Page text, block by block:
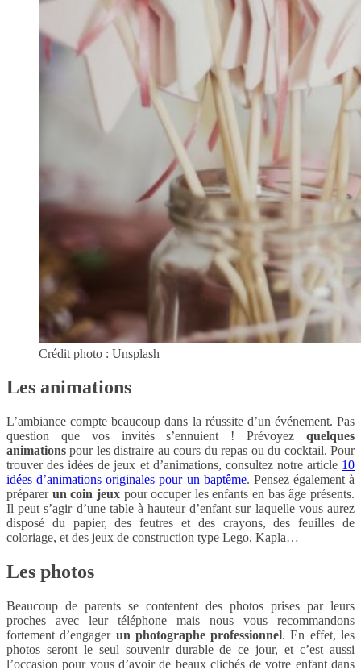
Crédit photo : Unsplash
Les animations
L’ambiance compte beaucoup dans la réussite d’un événement. Pas
question que vos invités s’ennuient ! Prévoyez quelques
animations pour les distraire au cours du repas ou du cocktail. Pour
trouver des idées de jeux et d’animations, consultez notre article 10
idées d’animations originales pour un baptême. Pensez également à
préparer un coin jeuxpour occuper les enfants en bas âge présents.
Il peut s’agir d’une table à hauteur d’enfant sur laquelle vous aurez
disposé du papier, des feutres et des crayons, des feuilles de
coloriage, et des jeux de construction type Lego, Kapla…
Les photos
Beaucoup de parents se contentent des photos prises par leurs
proches avec leur téléphone mais nous vous recommandons
fortement d’engager un photographe professionnel. En effet, les
photos seront le seul souvenir durable de ce jour, et c’est aussi
l’occasion pour vous d’avoir de beaux clichés de votre enfant dans